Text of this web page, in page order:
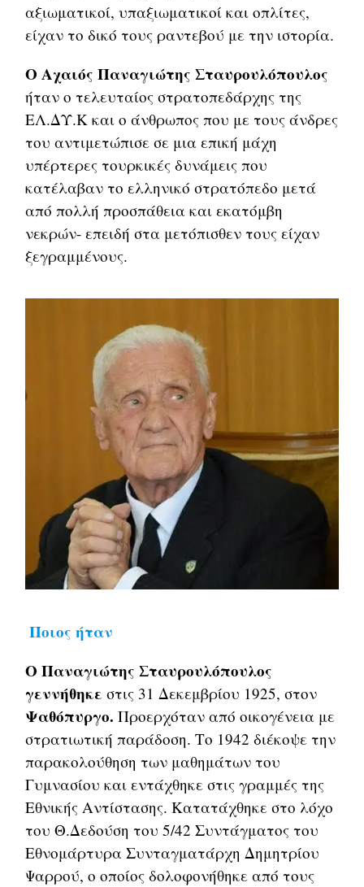
αξιωματικοί, υπαξιωματικοί και οπλίτες,
είχαν το δικό τους ραντεβού με την ιστορία.
Ο Αχαιός Παναγιώτης Σταυρουλόπουλος
ήταν ο τελευταίος στρατοπεδάρχης της
ΕΛ.ΔΥ.Κ και ο άνθρωπος που με τους άνδρες
του αντιμετώπισε σε μια επική μάχη
υπέρτερες τουρκικές δυνάμεις που
κατέλαβαν το ελληνικό στρατόπεδο μετά
από πολλή προσπάθεια και εκατόμβη
νεκρών- επειδή στα μετόπισθεν τους είχαν
ξεγραμμένους.
Ποιος ήταν
Ο Παναγιώτης Σταυρουλόπουλος
γεννήθηκε στις 31 Δεκεμβρίου 1925, στον
Ψαθόπυργο. Προερχόταν από οικογένεια με
στρατιωτική παράδοση. Το 1942 διέκοψε την
παρακολούθηση των μαθημάτων του
Γυμνασίου και εντάχθηκε στις γραμμές της
Εθνικής Αντίστασης. Κατατάχθηκε στο λόχο
του Θ.Δεδούση του 5/42 Συντάγματος του
Εθνομάρτυρα Συνταγματάρχη Δημητρίου
Ψαρρού, ο οποίος δολοφονήθηκε από τους